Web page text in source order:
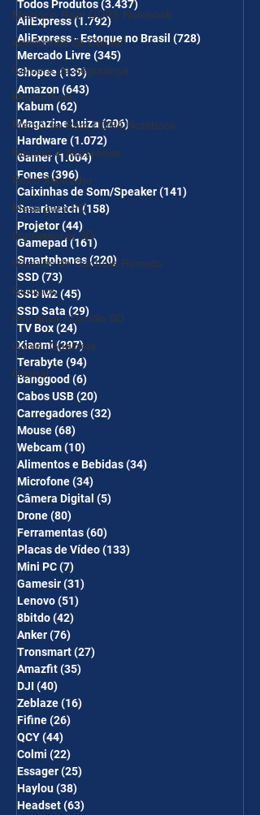
Memória Ram DDR5 Notebook
Acessórios de Celular
Câmera de Segurança
MousePads
Memórtia Ram DDR4 Notebook
Roupas e Acessórios
Robô Aspirador
Mesa para PC
Impressoras 3D
Veículos de Controle Remoto
Relógios
Pen drive / Cartão SD
Cooler Gabinete
Gimbal
desc em 10 itens) OS
CUPONS SÃO VÁLIDOS NO
COMBO
Todos Produtos(3.437)
AliExpress(1.792)1.792 posts
AliExpress - Estoque no Brasil (728)
Mercado Livre(345)
Shopee(139)139 posts
Amazon(643)
Kabum(62)
Magazine Luiza(206)206 posts
Hardware(1.072)
Gamer(1.004)1.004 posts
Fones(396)396 posts
Caixinhas de Som/Speaker(141)
Smartwatch(158)
Projetor(44)
Gamepad(161)
Smartphones(220) 220 posts
SSD(73)
SSD M2(45)
SSD Sata (29) 29 posts
TV Box(24)
Xiaomi(297)297 posts
Terabyte(94)
Banggood (6)
Cabos USB(20)
Carregadores(32)
Mouse(68)
Webcam(10)
Alimentos e Bebidas(34)
Microfone(34)
Câmera Digital (5)
Drone(80)
Ferramentas(60)
Placas de Vídeo(133)
Mini PC(7)
Gamesir(31)
Lenovo(51)
8bitdo(42)
Anker(76)
Tronsmart(27)
Amazfit(35)
DJI (40)
Zeblaze(16)
Fifine(26)
QCY(44)
Colmi (22)
Essager(25)
Haylou(38)
Headset(63)